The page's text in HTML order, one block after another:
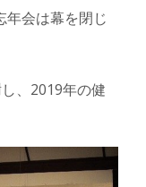
年会は幕を閉じ
、2019年の健